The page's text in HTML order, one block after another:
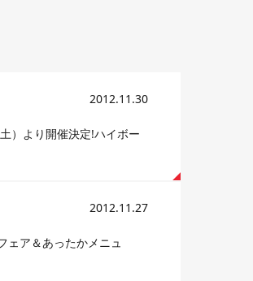
2012.11.30
）より開催決定!ハイボー
2012.11.27
ェア＆あったかメニュ